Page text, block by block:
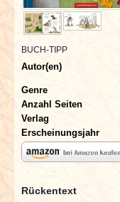
REDAKTION
LINKS
ARCHIV
BUCH-TIPP
Autor(en)
Genre
Anzahl Seiten
Verlag
Erscheinungsjahr
Rückentext